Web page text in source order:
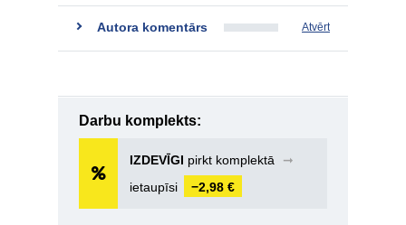
Autora komentārs Atvērt
Darbu komplekts:
IZDEVĪGI pirkt komplektā
➞
ietaupīsi
−2,98 €